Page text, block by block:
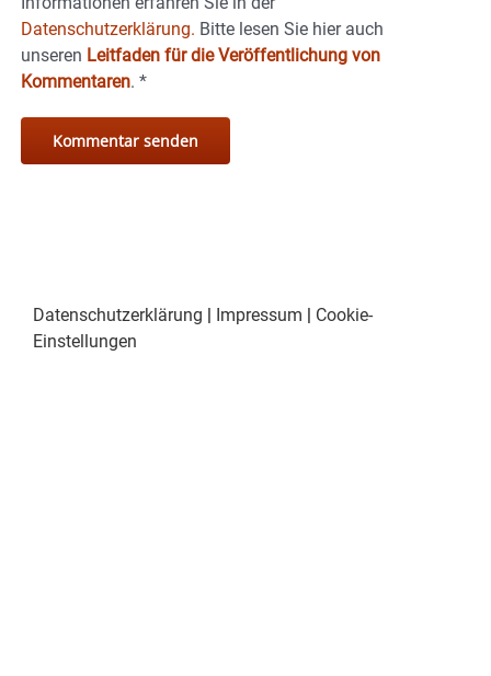
Datenschutzerklärung. Bitte lesen Sie hier auch
unseren Leitfaden für die Veröffentlichung von
Kommentaren. *
Datenschutzerklärung | Impressum | Cookie-
Einstellungen